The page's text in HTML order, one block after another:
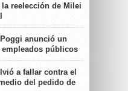
reelección de Milei
anunció un
públicos
a fallar contra el
del pedido de